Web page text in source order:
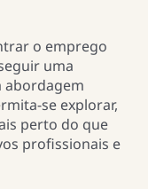
o emprego
uma
abordagem
se explorar,
perto do que
profissionais e